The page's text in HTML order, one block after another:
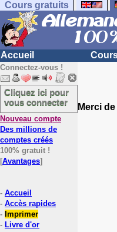
Cours gratuits
Accueil
Connectez-vous !
Cliquez ici pour
vous connecter
Nouveau compte
Des millions de
comptes créés
100% gratuit !
[Avantages]
- Accueil
- Accès rapides
- Imprimer
- Livre d'or
Merci